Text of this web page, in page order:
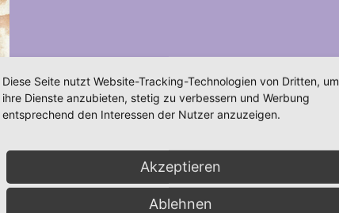
Diese Seite nutzt Website-Tracking-Technologien von Dritten, um
ihre Dienste anzubieten, stetig zu verbessern und Werbung
entsprechend den Interessen der Nutzer anzuzeigen.
Akzeptieren
Ablehnen